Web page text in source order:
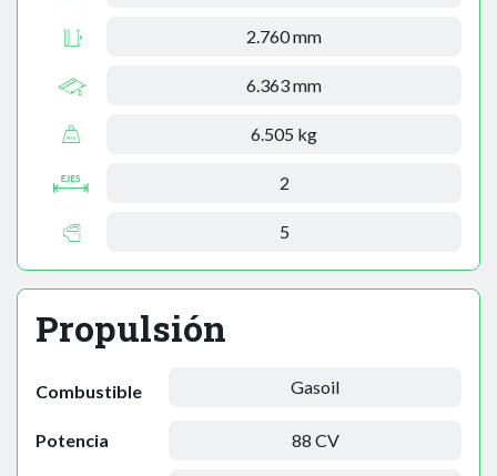
2.760 mm
6.363 mm
6.505 kg
2
5
Propulsión
Combustible Gasoil
Potencia 88 CV